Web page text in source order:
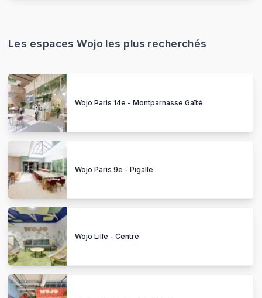
Les espaces Wojo les plus recherchés
Wojo Paris 14e - Montparnasse Gaîté
Wojo Paris 9e - Pigalle
Wojo Lille - Centre